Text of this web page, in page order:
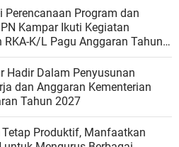
Perencanaan Program dan
Kampar Ikuti Kegiatan
RKA-K/L Pagu Anggaran Tahun
Hadir Dalam Penyusunan
dan Anggaran Kementerian
Tahun 2027
Tetap Produktif, Manfaatkan